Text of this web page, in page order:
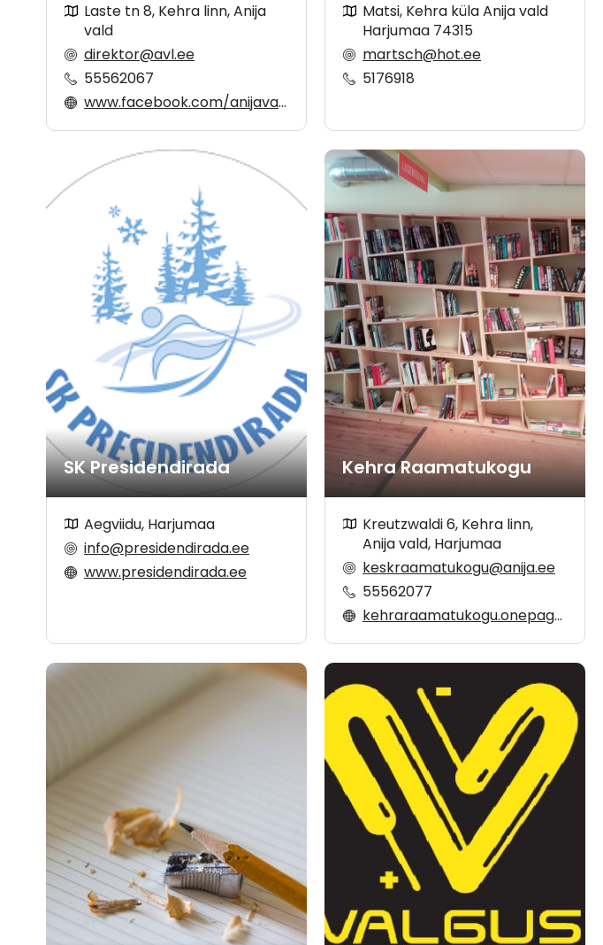
Laste tn 8, Kehra linn, Anija
vald
direktor@avl.ee
55562067
www.facebook.com/anijavallalasteaiad
Matsi, Kehra küla Anija vald
Harjumaa 74315
martsch@hot.ee
5176918
SK Presidendirada
Aegviidu, Harjumaa
info@presidendirada.ee
www.presidendirada.ee
Kehra Raamatukogu
Kreutzwaldi 6, Kehra linn,
Anija vald, Harjumaa
keskraamatukogu@anija.ee
55562077
kehraraamatukogu.onepagefree.com